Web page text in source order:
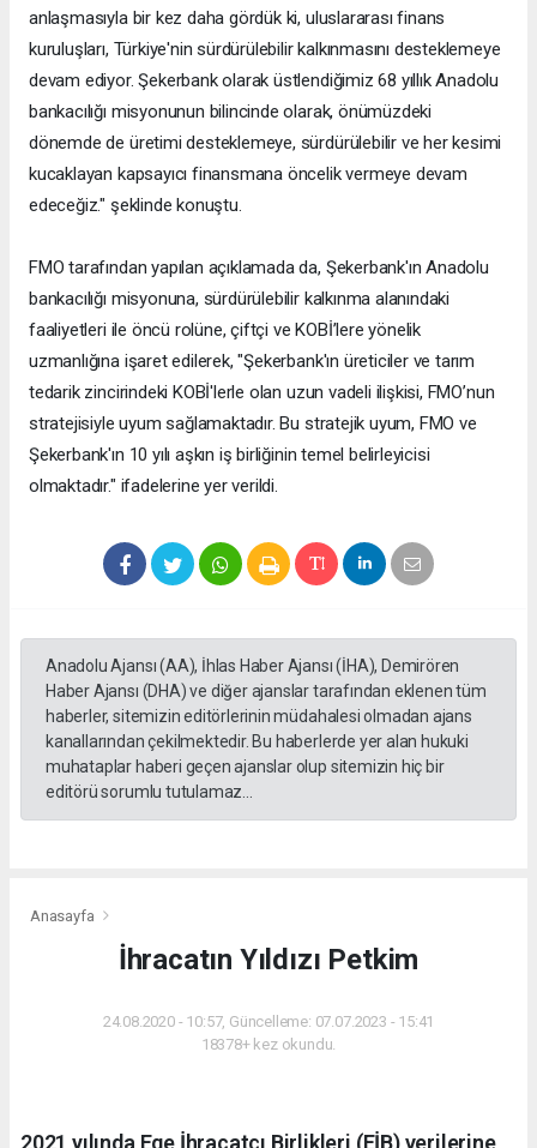
anlaşmasıyla bir kez daha gördük ki, uluslararası finans
kuruluşları, Türkiye'nin sürdürülebilir kalkınmasını desteklemeye
devam ediyor. Şekerbank olarak üstlendiğimiz 68 yıllık Anadolu
bankacılığı misyonunun bilincinde olarak, önümüzdeki
dönemde de üretimi desteklemeye, sürdürülebilir ve her kesimi
kucaklayan kapsayıcı finansmana öncelik vermeye devam
edeceğiz." şeklinde konuştu.
FMO tarafından yapılan açıklamada da, Şekerbank'ın Anadolu
bankacılığı misyonuna, sürdürülebilir kalkınma alanındaki
faaliyetleri ile öncü rolüne, çiftçi ve KOBİ’lere yönelik
uzmanlığına işaret edilerek, "Şekerbank'ın üreticiler ve tarım
tedarik zincirindeki KOBİ'lerle olan uzun vadeli ilişkisi, FMO’nun
stratejisiyle uyum sağlamaktadır. Bu stratejik uyum, FMO ve
Şekerbank'ın 10 yılı aşkın iş birliğinin temel belirleyicisi
olmaktadır." ifadelerine yer verildi.
Anadolu Ajansı (AA), İhlas Haber Ajansı (İHA), Demirören
Haber Ajansı (DHA) ve diğer ajanslar tarafından eklenen tüm
haberler, sitemizin editörlerinin müdahalesi olmadan ajans
kanallarından çekilmektedir. Bu haberlerde yer alan hukuki
muhataplar haberi geçen ajanslar olup sitemizin hiç bir
editörü sorumlu tutulamaz...
Anasayfa
İhracatın Yıldızı Petkim
24.08.2020 - 10:57, Güncelleme: 07.07.2023 - 15:41
18378+ kez okundu.
2021 yılında Ege İhracatçı Birlikleri (EİB) verilerine